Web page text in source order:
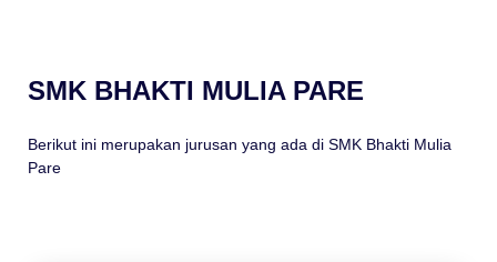
SMK BHAKTI MULIA PARE
Berikut ini merupakan jurusan yang ada di SMK Bhakti Mulia
Pare